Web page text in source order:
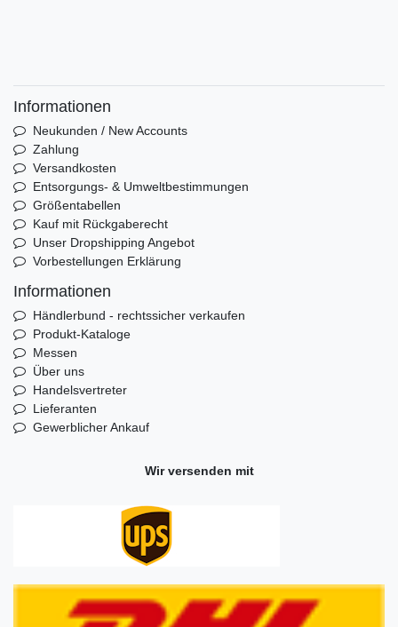
Informationen
Neukunden / New Accounts
Zahlung
Versandkosten
Entsorgungs- & Umweltbestimmungen
Größentabellen
Kauf mit Rückgaberecht
Unser Dropshipping Angebot
Vorbestellungen Erklärung
Informationen
Händlerbund - rechtssicher verkaufen
Produkt-Kataloge
Messen
Über uns
Handelsvertreter
Lieferanten
Gewerblicher Ankauf
Wir versenden mit